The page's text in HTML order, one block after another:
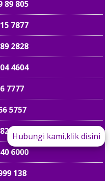
Hubungi kami,klik disini
89 805
7877
2828
4604
7777
5757
82 28
6000
138